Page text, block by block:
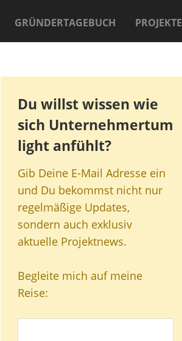
GRÜNDERTAGEBUCH PROJEKTE
Du willst wissen wie
sich Unternehmertum
light anfühlt?
Gib Deine E-Mail Adresse ein
und Du bekommst nicht nur
regelmäßige Updates,
sondern auch exklusiv
aktuelle Projektnews.
Begleite mich auf meine
Reise: